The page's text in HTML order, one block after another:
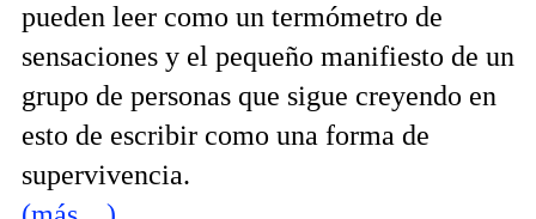
pueden leer como un termómetro de
sensaciones y el pequeño manifiesto de un
grupo de personas que sigue creyendo en
esto de escribir como una forma de
supervivencia.